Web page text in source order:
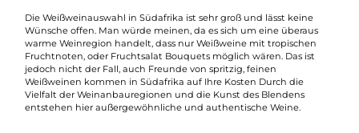
Die Weißweinauswahl in Südafrika ist sehr groß und lässt keine
Wünsche offen. Man würde meinen, da es sich um eine überaus
warme Weinregion handelt, dass nur Weißweine mit tropischen
Fruchtnoten, oder Fruchtsalat Bouquets möglich wären. Das ist
jedoch nicht der Fall, auch Freunde von spritzig, feinen
Weißweinen kommen in Südafrika auf Ihre Kosten Durch die
Vielfalt der Weinanbauregionen und die Kunst des Blendens
entstehen hier außergewöhnliche und authentische Weine.